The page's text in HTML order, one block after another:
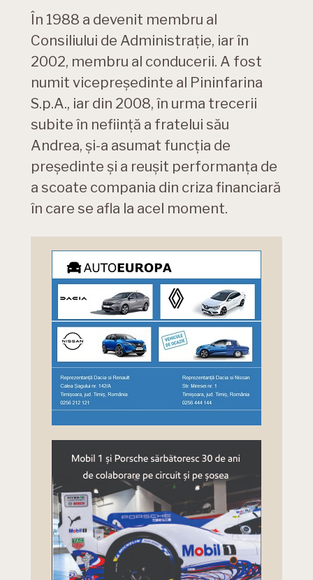
În 1988 a devenit membru al
Consiliului de Administrație, iar în
2002, membru al conducerii. A fost
numit vicepreședinte al Pininfarina
S.p.A., iar din 2008, în urma trecerii
subite în neființă a fratelui său
Andrea, și-a asumat funcția de
președinte și a reușit performanța de
a scoate compania din criza financiară
în care se afla la acel moment.